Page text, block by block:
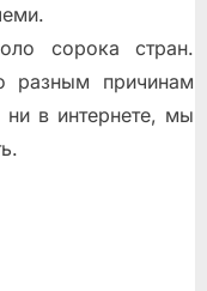
сорока стран.
разным причинам
ни в интернете, мы